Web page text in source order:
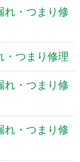
れ・つまり修
・つまり修理
れ・つまり修
れ・つまり修